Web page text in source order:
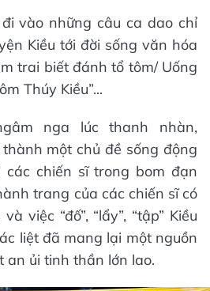
vào những câu ca dao chỉ
Kiều tới đời sống văn hóa
trai biết đánh tổ tôm/ Uống
Thúy Kiều”...
nga lúc thanh nhàn,
một chủ đề sống động
chiến sĩ trong bom đạn
trang của các chiến sĩ có
việc “đố”, “lẩy”, “tập” Kiều
liệt đã mang lại một nguồn
an ủi tinh thần lớn lao.